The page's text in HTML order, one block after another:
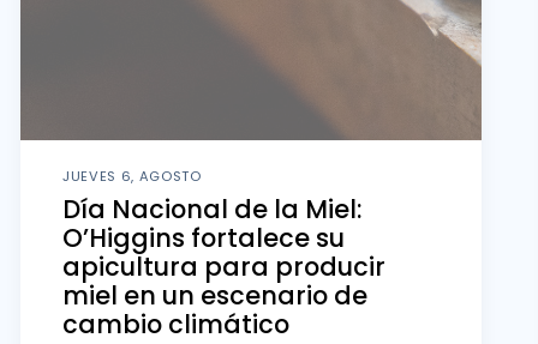
JUEVES 6, AGOSTO
Día Nacional de la Miel:
O’Higgins fortalece su
apicultura para producir
miel en un escenario de
cambio climático